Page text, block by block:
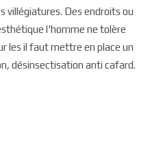
villégiatures. Des endroits ou
l'homme ne tolère
les il faut mettre en place un
désinsectisation anti cafard.